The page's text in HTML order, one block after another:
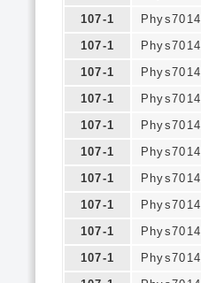
107-1
Phys7014
107-1
Phys7014
107-1
Phys7014
107-1
Phys7014
107-1
Phys7014
107-1
Phys7014
107-1
Phys7014
107-1
Phys7014
107-1
Phys7014
107-1
Phys7014